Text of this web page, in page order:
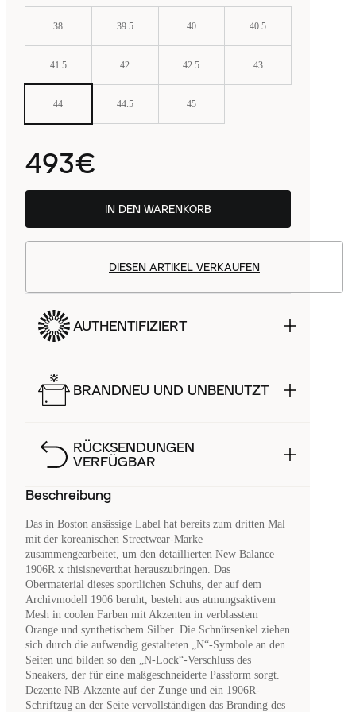
38 39.5 40 40.5
41.5 42 42.5 43
44 44.5 45
493€
IN DEN WARENKORB
DIESEN ARTIKEL VERKAUFEN
AUTHENTIFIZIERT
BRANDNEU UND UNBENUTZT
RÜCKSENDUNGEN
VERFÜGBAR
Beschreibung
Das in Boston ansässige Label hat bereits zum dritten Mal
mit der koreanischen Streetwear-Marke
zusammengearbeitet, um den detaillierten New Balance
1906R x thisisneverthat herauszubringen. Das
Obermaterial dieses sportlichen Schuhs, der auf dem
Archivmodell 1906 beruht, besteht aus atmungsaktivem
Mesh in coolen Farben mit Akzenten in verblasstem
Orange und synthetischem Silber. Die Schnürsenkel ziehen
sich durch die aufwendig gestalteten „N“-Symbole an den
Seiten und bilden so den „N-Lock“-Verschluss des
Sneakers, der für eine maßgeschneiderte Passform sorgt.
Dezente NB-Akzente auf der Zunge und ein 1906R-
Schriftzug an der Seite vervollständigen das Branding des